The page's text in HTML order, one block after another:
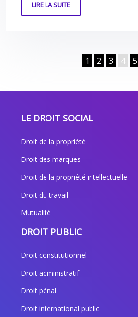
LIRE LA SUITE
1 2 3 4 5
LE DROIT SOCIAL
Droit de la propriété
Droit des marques
Droit de la propriété intellectuelle
Droit du travail
Mutualité
DROIT PUBLIC
Droit constitutionnel
Droit administratif
Droit pénal
Droit international public